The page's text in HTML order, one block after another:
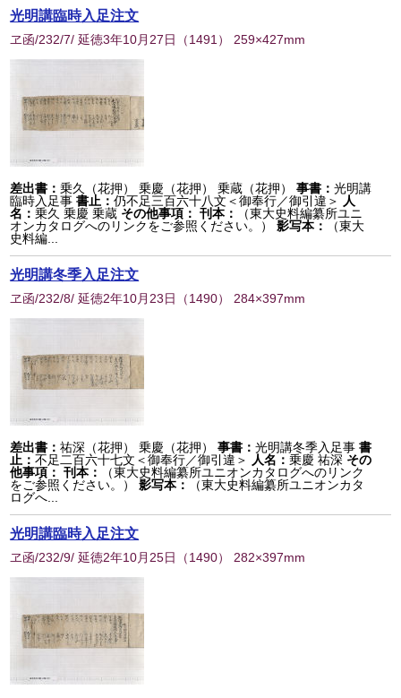
光明講臨時入足注文
ヱ函/232/7/ 延徳3年10月27日 （1491 ） 259×427mm
差出書：乗久（花押） 乗慶（花押） 乗蔵（花押） 事書：光明講
臨時入足事書止：仍不足三百六十八文＜御奉行／御引違＞
人
名：乗久 乗慶 乗蔵 その他事項： 刊本：
（東大史料編纂所ユニ
オンカタログへのリンクをご参照ください。）
影写本：
（東大
史料編...
光明講冬季入足注文
ヱ函/232/8/ 延徳2年10月23日 （1490） 284×397mm
差出書：祐深（花押） 乗慶（花押） 事書：光明講冬季入足事書
止：不足二百六十七文＜御奉行／御引違＞ 人名：乗慶 祐深 その
他事項： 刊本：
（東大史料編纂所ユニオンカタログへのリンク
をご参照ください。）
影写本：
（東大史料編纂所ユニオンカタ
ログへ...
光明講臨時入足注文
ヱ函/232/9/ 延徳2年10月25日 （1490） 282×397mm